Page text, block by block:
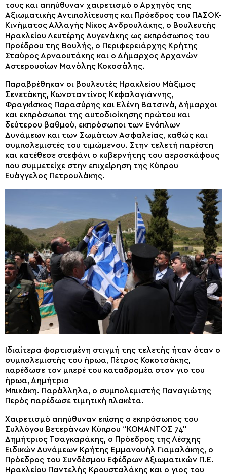
τους και απηύθυναν χαιρετισμό ο Αρχηγός της
Αξιωματικής Αντιπολίτευσης και Πρόεδρος του ΠΑΣΟΚ-
Κινήματος Αλλαγής Νίκος Ανδρουλάκης, ο Βουλευτής
Ηρακλείου Λευτέρης Αυγενάκης ως εκπρόσωπος του
Προέδρου της Βουλής, ο Περιφερειάρχης Κρήτης
Σταύρος Αρναουτάκης και ο Δήμαρχος Αρχανών
Αστερουσίων Μανόλης Κοκοσάλης.
Παραβρέθηκαν οι βουλευτές Ηρακλείου Μάξιμος
Σενετάκης, Κωνσταντίνος Κεφαλογιάννης,
Φραγκίσκος Παρασύρης και Ελένη Βατσινά, Δήμαρχοι
και εκπρόσωποι της αυτοδιοίκησης πρώτου και
δεύτερου βαθμού, εκπρόσωποι των Ενόπλων
Δυνάμεων και των Σωμάτων Ασφαλείας, καθώς και
συμπολεμιστές του τιμώμενου. Στην τελετή παρέστη
και κατέθεσε στεφάνι ο κυβερνήτης του αεροσκάφους
που συμμετείχε στην επιχείρηση της Κύπρου
Ευάγγελος Πετρουλάκης.
Ιδιαίτερα φορτισμένη στιγμή της τελετής ήταν όταν ο
συμπολεμιστής του ήρωα, Πέτρος Κοκοτσάκης,
παρέδωσε τον μπερέ του καταδρομέα στον γιο του
ήρωα, Δημήτριο
Μπικάκη. Παράλληλα, ο συμπολεμιστής Παναγιώτης
Περός παρέδωσε τιμητική πλακέτα.
Χαιρετισμό απηύθυναν επίσης ο εκπρόσωπος του
Συλλόγου Βετεράνων Κύπρου “ΚΟΜΑΝΤΟΣ 74”
Δημήτριος Τσαγκαράκης, ο Πρόεδρος της Λέσχης
Ειδικών Δυνάμεων Κρήτης Εμμανουήλ Γιαμαλάκης, ο
Πρόεδρος του Συνδέσμου Εφέδρων Αξιωματικών Π.Ε.
Ηρακλείου Παντελής Κρουσταλάκης και ο γιος του